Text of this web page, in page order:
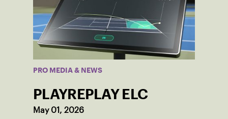
PRO MEDIA & NEWS
PLAYREPLAY ELC
May 01, 2026